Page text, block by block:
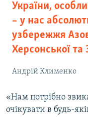
України,
– у нас
узбережжя
Херсонської та
Андрій Клименко
«Нам потрібно
очікувати в будь-